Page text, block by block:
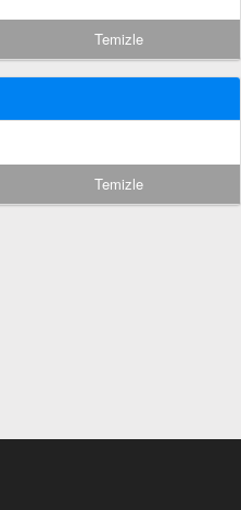
Temizle
Temizle